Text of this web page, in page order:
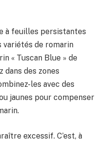
à feuilles persistantes
de romarin
« Tuscan Blue » de
dans des zones
les avec des
jaunes pour compenser
excessif. C’est, à